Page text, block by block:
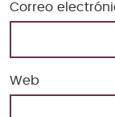
Correo
Web